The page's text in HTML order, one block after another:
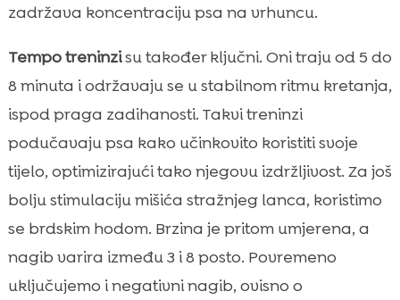
zadržava koncentraciju psa na vrhuncu.
Tempo treninzisu također ključni. Oni traju od 5 do
8 minuta i održavaju se u stabilnom ritmu kretanja,
ispod praga zadihanosti. Takvi treninzi
podučavaju psa kako učinkovito koristiti svoje
tijelo, optimizirajući tako njegovu izdržljivost. Za još
bolju stimulaciju mišića stražnjeg lanca, koristimo
se brdskim hodom. Brzina je pritom umjerena, a
nagib varira između 3 i 8 posto. Povremeno
uključujemo i negativni nagib, ovisno o